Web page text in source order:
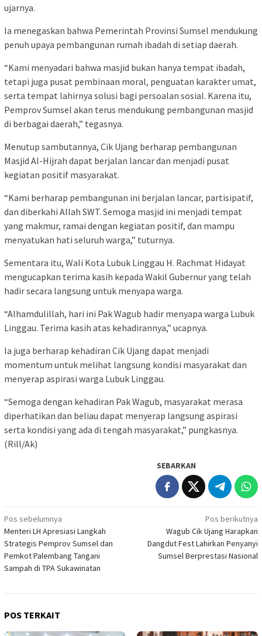
ujarnya.
Ia menegaskan bahwa Pemerintah Provinsi Sumsel mendukung
penuh upaya pembangunan rumah ibadah di setiap daerah.
“Kami menyadari bahwa masjid bukan hanya tempat ibadah,
tetapi juga pusat pembinaan moral, penguatan karakter umat,
serta tempat lahirnya solusi bagi persoalan sosial. Karena itu,
Pemprov Sumsel akan terus mendukung pembangunan masjid
di berbagai daerah,” tegasnya.
Menutup sambutannya, Cik Ujang berharap pembangunan
Masjid Al-Hijrah dapat berjalan lancar dan menjadi pusat
kegiatan positif masyarakat.
“Kami berharap pembangunan ini berjalan lancar, partisipatif,
dan diberkahi Allah SWT. Semoga masjid ini menjadi tempat
yang makmur, ramai dengan kegiatan positif, dan mampu
menyatukan hati seluruh warga,” tuturnya.
Sementara itu, Wali Kota Lubuk Linggau H. Rachmat Hidayat
mengucapkan terima kasih kepada Wakil Gubernur yang telah
hadir secara langsung untuk menyapa warga.
“Alhamdulillah, hari ini Pak Wagub hadir menyapa warga Lubuk
Linggau. Terima kasih atas kehadirannya,” ucapnya.
Ia juga berharap kehadiran Cik Ujang dapat menjadi
momentum untuk melihat langsung kondisi masyarakat dan
menyerap aspirasi warga Lubuk Linggau.
“Semoga dengan kehadiran Pak Wagub, masyarakat merasa
diperhatikan dan beliau dapat menyerap langsung aspirasi
serta kondisi yang ada di tengah masyarakat,” pungkasnya.
(Rill/Ak)
SEBARKAN
Navigasi
pos
Pos sebelumnya
Menteri LH Apresiasi Langkah
Strategis Pemprov Sumsel dan
Pemkot Palembang Tangani
Sampah di TPA Sukawinatan
Pos berikutnya
Wagub Cik Ujang Harapkan
Dangdut Fest Lahirkan Penyanyi
Sumsel Berprestasi Nasional
POS TERKAIT